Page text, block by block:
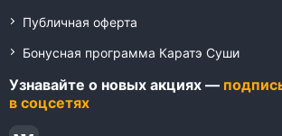
Публичная оферта
Бонусная программа Каратэ Суши
Узнавайте о новых акциях —
в соцсетях